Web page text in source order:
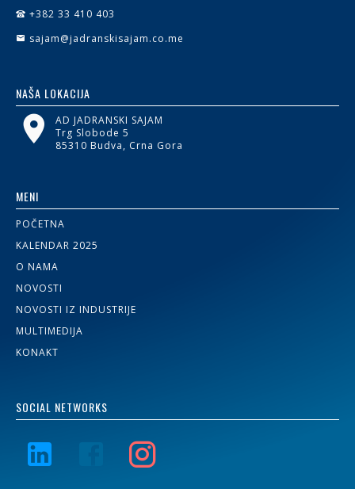
+382 33 410 403
sajam@jadranskisajam.co.me
NAŠA LOKACIJA
AD JADRANSKI SAJAM
Trg Slobode 5
85310 Budva, Crna Gora
MENI
POČETNA
KALENDAR 2025
O NAMA
NOVOSTI
NOVOSTI IZ INDUSTRIJE
MULTIMEDIJA
KONAKT
SOCIAL NETWORKS